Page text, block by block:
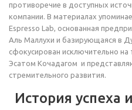
противоречие в доступных
компании. В материалах
Espresso Lab, основанная
Аль Маллухи и базирующаяся в
сфокусирован исключительно на
Эсатом Кочадагом и
стремительного развития.
История успеха